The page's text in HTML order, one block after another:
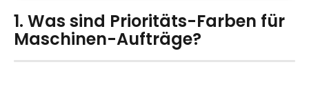
1. Was sind Prioritäts-Farben für
Maschinen-Aufträge?